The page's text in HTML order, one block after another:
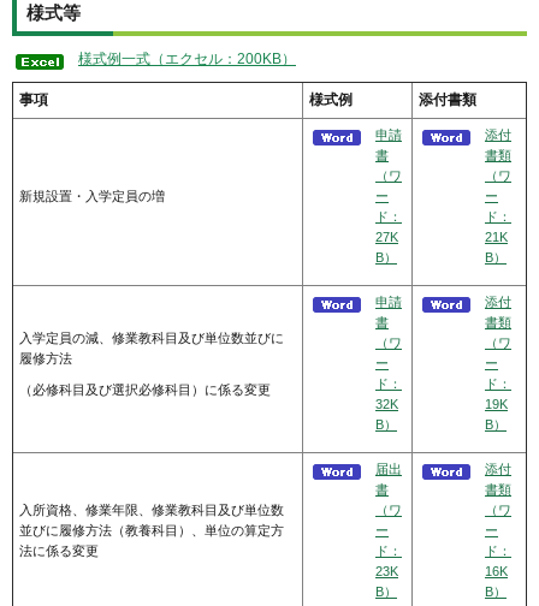
様式等
様式例一式（エクセル：200KB）
事項 様式例 添付書類
新規設置・入学定員の増
申請
書
（ワ
ー
ド：
27K
B）
添付
書類
（ワ
ー
ド：
21K
B）
入学定員の減、修業教科目及び単位数並びに
履修方法
（必修科目及び選択必修科目）に係る変更
申請
書
（ワ
ー
ド：
32K
B）
添付
書類
（ワ
ー
ド：
19K
B）
入所資格、修業年限、修業教科目及び単位数
並びに履修方法（教養科目）、単位の算定方
法に係る変更
届出
書
（ワ
ー
ド：
23K
B）
添付
書類
（ワ
ー
ド：
16K
B）